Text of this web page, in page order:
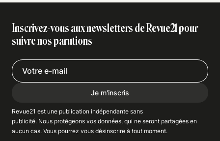
Inscrivez-vous aux newsletters de Revue21 pour
suivre nos parutions
Je m'inscris
Revue21 est une publication indépendante sans
publicité. Nous protégeons vos données, qui ne seront partagées en
aucun cas. Vous pourrez vous désinscrire à tout moment.